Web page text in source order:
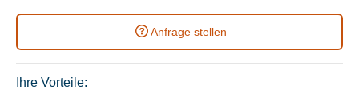
Anfrage stellen
Ihre Vorteile: